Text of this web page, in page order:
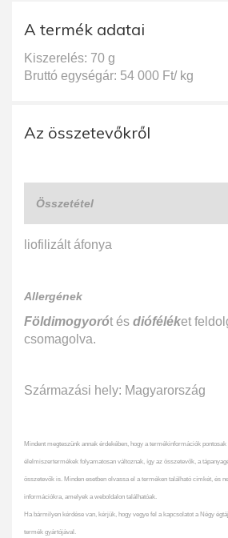
A termék adatai
Kiszerelés: 70 g
Bruttó egységár: 54 000 Ft/ kg
Az összetevőkről
Összetétel
liofilizált áfonya
Allergének
Földimogyorót és dióféléket
csomagolva.
Származási hely: Magyarország
Mindent megteszünk annak érdekében, hogy a termékinformációk pontosak
élelmiszertermékek folyamatosan változnak, így az összetevők, a
összetevők is. Minden esetben olvassa el a terméken található címkét, és
információkra, amelyek a weboldalon találhatóak.
Ha bármilyen kérdése van, kérjük, hogy vegye fel a kapcsolatot a Négy
termék gyártójával.